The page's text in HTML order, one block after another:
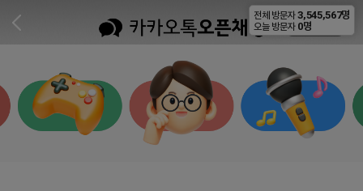
비공개
전체 방문자 3,545,567명
오늘 방문자 0명